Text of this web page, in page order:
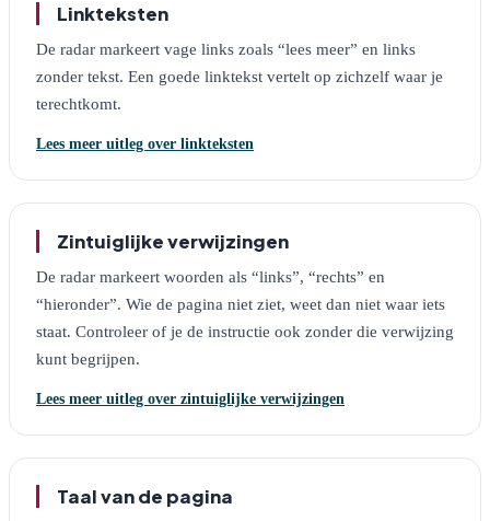
Linkteksten
De radar markeert vage links zoals “lees meer” en links
zonder tekst. Een goede linktekst vertelt op zichzelf waar je
terechtkomt.
Lees meer uitleg over linkteksten
Zintuiglijke verwijzingen
De radar markeert woorden als “links”, “rechts” en
“hieronder”. Wie de pagina niet ziet, weet dan niet waar iets
staat. Controleer of je de instructie ook zonder die verwijzing
kunt begrijpen.
Lees meer uitleg over zintuiglijke verwijzingen
Taal van de pagina